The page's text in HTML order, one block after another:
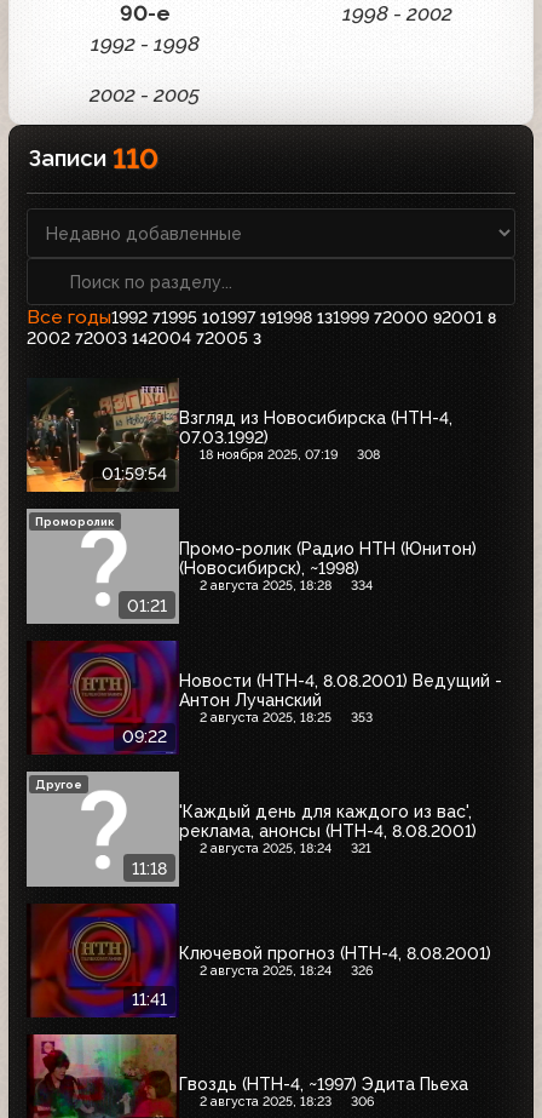
90-е
1992 - 1998
1998 - 2002
2002 - 2005
Записи 110
Все годы1992 71995 101997 191998 131999 72000 92001 8
2002 72003 142004 72005 3
01:59:54
Взгляд из Новосибирска (НТН-4,
07.03.1992)
18 ноября 2025, 07:19 308
01:21
Промо-ролик (Радио НТН (Юнитон)
(Новосибирск), ~1998)
2 августа 2025, 18:28 334
Проморолик
09:22
Новости (НТН-4, 8.08.2001) Ведущий -
Антон Лучанский
2 августа 2025, 18:25 353
11:18
'Каждый день для каждого из вас',
реклама, анонсы (НТН-4, 8.08.2001)
2 августа 2025, 18:24 321
Другое
11:41
Ключевой прогноз (НТН-4, 8.08.2001)
2 августа 2025, 18:24 326
Гвоздь (НТН-4, ~1997) Эдита Пьеха
2 августа 2025, 18:23 306